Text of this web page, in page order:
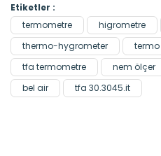
Etiketler :
termometre
higrometre
thermo-hygrometer
tfa termometre
nem ölçer
bel air
tfa 30.3045.it